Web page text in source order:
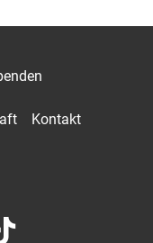
Kontakt